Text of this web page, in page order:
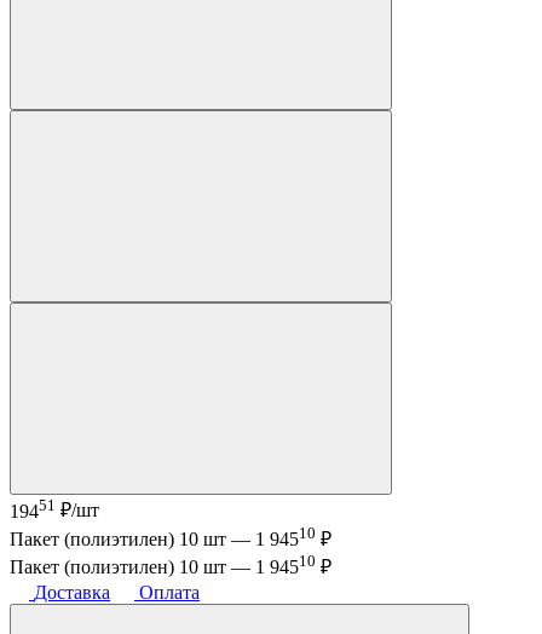
19451 ₽/шт
Пакет (полиэтилен) 10 шт — 1 94510 ₽
Пакет (полиэтилен) 10 шт — 1 94510 ₽
Доставка
Оплата